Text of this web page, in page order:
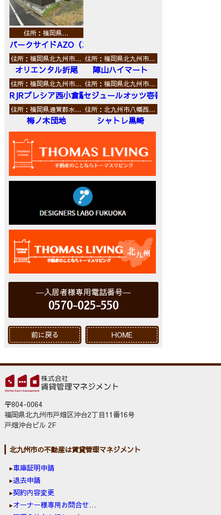
住所：福岡県…
パークサイドAZO（エーゼットオー）
住所：福岡県北九州市…
オリエンタル折尾
住所：福岡県北九州市…
陣山ハイマート
住所：福岡県北九州市…
RJRプレシア西小倉駅前
住所：福岡県北九州市…
セジュールオッツ壱番館
住所：福岡県遠賀郡水…
梅ノ木団地
住所：北九州市八幡西…
シャトレ黒崎
入居者様専用電話番号
0570-025-550
前に戻る HOME
〒804-0064
福岡県北九州市戸畑区沖台2丁目11番16号
戸畑沖台ビル 2F
北九州市の不動産は賃貸管理マネジメント
車庫証明申請
退去申請
契約内容変更
オーナー様専用お問合せ窓口